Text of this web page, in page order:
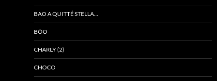
BAO A QUITTÉ STELLA…
BÔO
CHARLY (2)
CHOCO